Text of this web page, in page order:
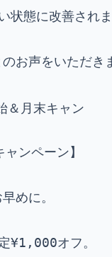
状態に改善され
お声をいただき
＆月末キャン
ンペーン】
めに。
¥1,000オフ。